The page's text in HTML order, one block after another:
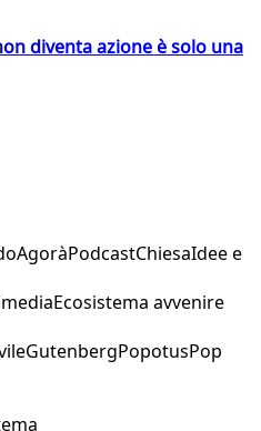
diventa azione è solo una
AgoràPodcastChiesaIdee e
Ecosistema avvenire
GutenbergPopotusPop